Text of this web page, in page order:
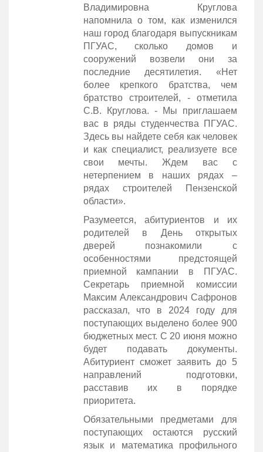
Владимировна Круглова
напомнила о том, как изменился
наш город благодаря выпускникам
ПГУАС, сколько домов и
сооружений возвели они за
последние десятилетия. «Нет
более крепкого братства, чем
братство строителей, - отметила
С.В. Круглова. - Мы приглашаем
вас в ряды студенчества ПГУАС.
Здесь вы найдете себя как человек
и как специалист, реализуете все
свои мечты. Ждем вас с
нетерпением в наших рядах –
рядах строителей Пензенской
области».
Разумеется, абитуриентов и их
родителей в День открытых
дверей познакомили с
особенностями предстоящей
приемной кампании в ПГУАС.
Секретарь приемной комиссии
Максим Александрович Сафронов
рассказал, что в 2024 году для
поступающих выделено более 900
бюджетных мест. С 20 июня можно
будет подавать документы.
Абитуриент сможет заявить до 5
направлений подготовки,
расставив их в порядке
приоритета.
Обязательными предметами для
поступающих остаются русский
язык и математика профильного